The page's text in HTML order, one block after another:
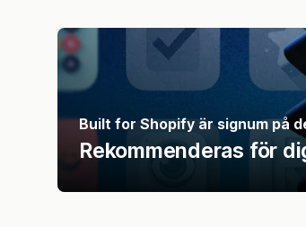
Built for Shopify är signum på
Rekommenderas för